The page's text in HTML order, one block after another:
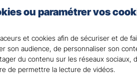
agriculteur ou vous exercez
de votre santé un actif
ou paramétrer vos
et cookies afin de sécuriser et de
son audience, de personnaliser son
du contenu sur les réseaux sociaux,
de permettre la lecture de vidéos.